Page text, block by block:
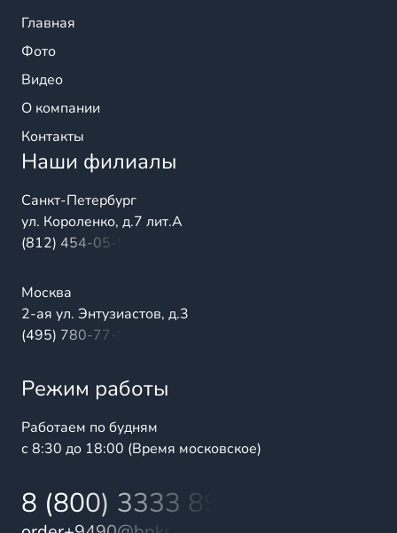
Главная
Фото
Видео
О компании
Контакты
Наши филиалы
Санкт-Петербург
ул. Короленко, д.7 лит.А
(812) 454-05-54
Москва
2-ая ул. Энтузиастов, д.3
(495) 780-77-98
Режим работы
Работаем по будням
с 8:30 до 18:00 (Время московское)
8 (800) 3333 899